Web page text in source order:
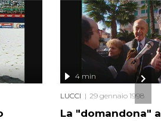
La "domandona"
4 min
LUCCI 29 gennaio 1998